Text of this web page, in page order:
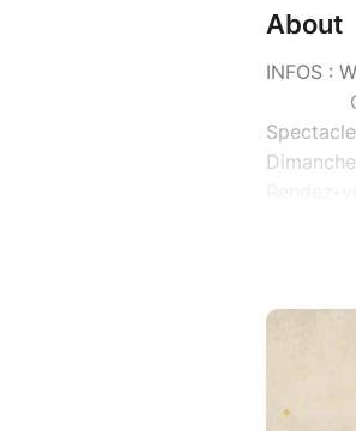
About
INFOS :
Gratuit
Dans la
arbres.